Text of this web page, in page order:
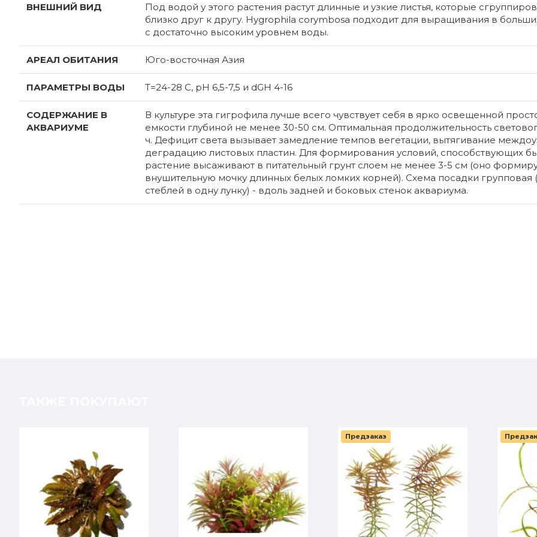
ВНЕШНИЙ ВИД
Под водой у этого растения растут длинные и узкие листья, которые
близко друг к другу. Hygrophila corymbosa подходит для выращивания в
с достаточно высоким уровнем воды.
АРЕАЛ ОБИТАНИЯ Юго-восточная Азия
ПАРАМЕТРЫ ВОДЫ Т=24-28 С, рН 6,5-7,5 и dGH 4-16
СОДЕРЖАНИЕ В
АКВАРИУМЕ
В культуре эта гигрофила лучше всего чувствует себя в ярко освещенной
емкости глубиной не менее 30-50 см. Оптимальная продолжительность
ч. Дефицит света вызывает замедление темпов вегетации, вытягивание
деградацию листовых пластин. Для формирования условий, способствующих
растение высаживают в питательный грунт слоем не менее 3-5 см (оно
внушительную мочку длинных белых ломких корней). Схема посадки групповая
стеблей в одну лунку) - вдоль задней и боковых стенок аквариума.
nurii
Предзаказ